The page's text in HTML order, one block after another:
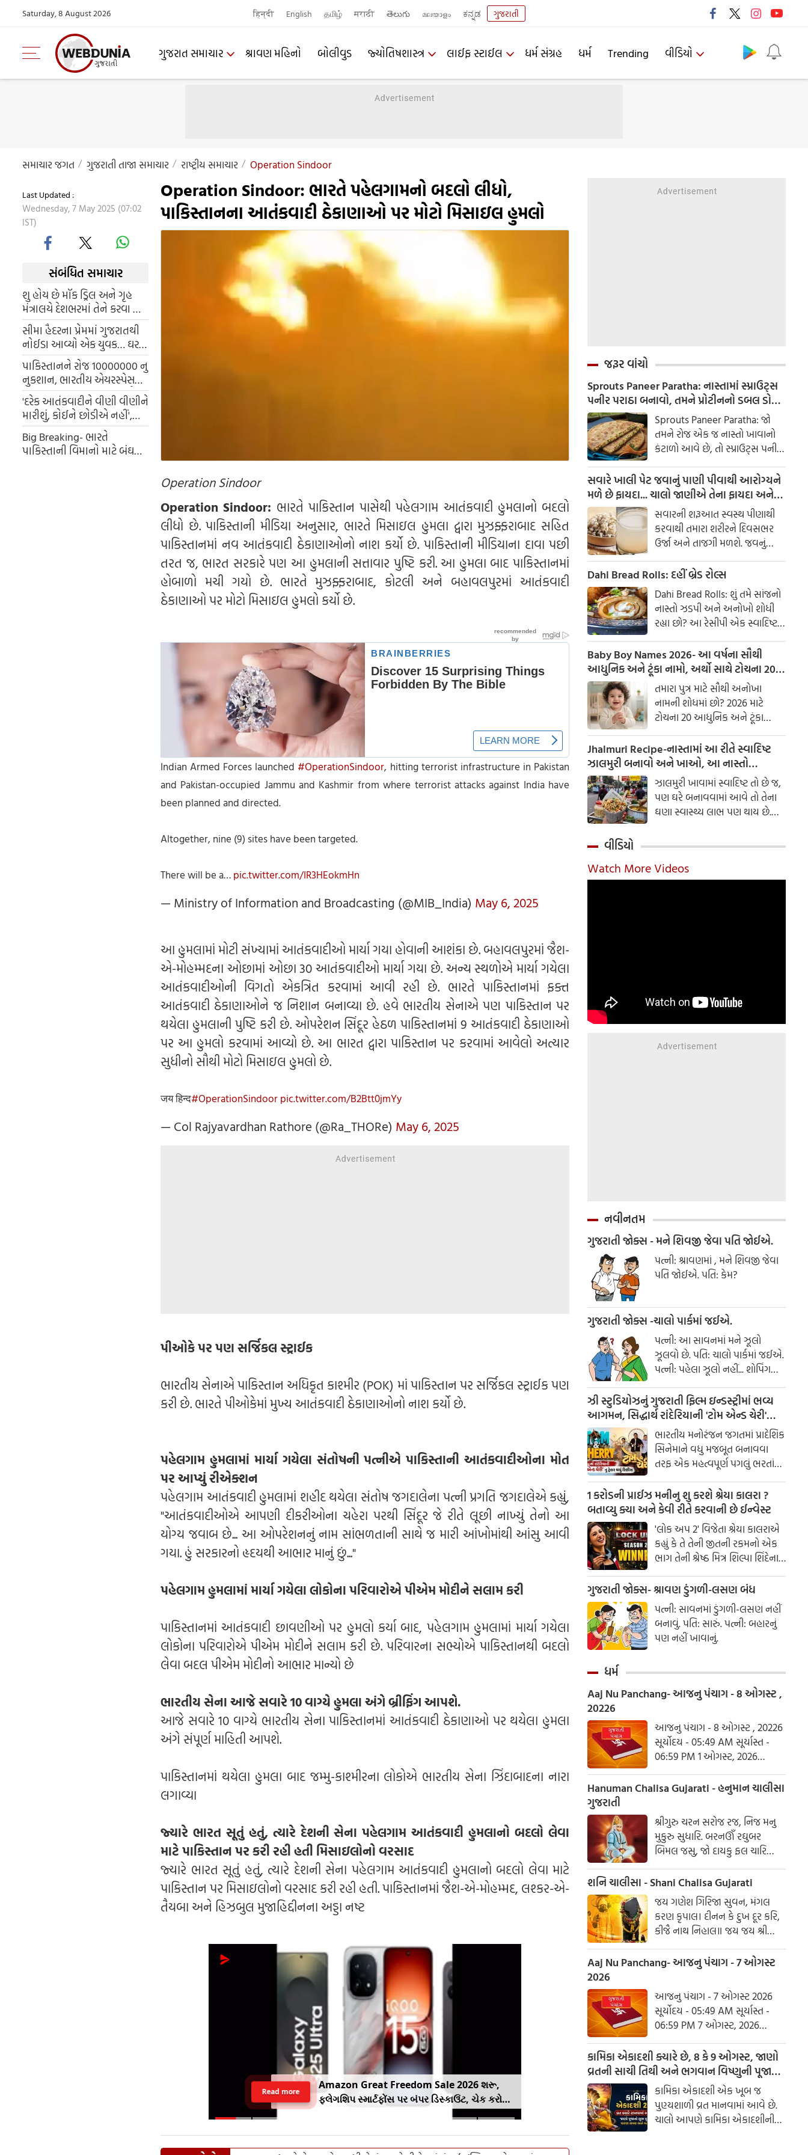
Saturday, 8 August 2026 हिन्दी English தமிழ் मराठी తెలుగు മലയാളം ಕನ್ನಡ ગુજરાતી
ગુજરાત સમાચાર શ્રાવણ મહિનો બોલીવુડ જ્યોતિષશાસ્ત્ર લાઈફ સ્ટાઈલ ધર્મ સંગ્રહ ધર્મ Trending વીડિયો
સમાચાર જગત ગુજરાતી તાજા સમાચાર રાષ્ટ્રીય સમાચાર Operation Sindoor
Last Updated :
Wednesday, 7 May 2025 (07:02
IST)
સંબંધિત સમાચાર
શુ હોય છે મૉક ડ્રિલ અને ગૃહ
મંત્રાલયે દેશભરમાં તેને કરવા માટે
કેમ આપ્યો છે આદેશ... જાણો
સરળ ભાષામા
સીમા હૈદરના પ્રેમમાં ગુજરાતથી
નોઈડા આવ્યો એક યુવક… ઘરમાં
પ્રવેશતા જ થપ્પડ મારી, કહ્યું- તેણે
કાળો જાદુ કર્યો છે
પાકિસ્તાનને રોજ 10000000 નુ
નુકશાન, ભારતીય એયરસ્પેસ
બંધ થવાથી દુશ્મન પર આર્થિક
માર
'દરેક આતંકવાદીને વીણી વીણીને
મારીશું, કોઈને છોડીએ નહીં',
અમિત શાહે પાકિસ્તાનને આપી
ચેતવણી
Big Breaking- ભારતે
પાકિસ્તાની વિમાનો માટે બંઘ
Operation Sindoor: ભારતે પહેલગામનો બદલો લીધો,
પાકિસ્તાનના આતંકવાદી ઠેકાણાઓ પર મોટો મિસાઇલ હુમલો
Operation Sindoor
Operation Sindoor: ભારતે પાકિસ્તાન પાસેથી પહેલગામ આતંકવાદી હુમલાનો બદલો
લીધો છે. પાકિસ્તાની મીડિયા અનુસાર, ભારતે મિસાઇલ હુમલા દ્વારા મુઝફ્ફરાબાદ સહિત
પાકિસ્તાનમાં નવ આતંકવાદી ઠેકાણાઓનો નાશ કર્યો છે. પાકિસ્તાની મીડિયાના દાવા પછી
તરત જ, ભારત સરકારે પણ આ હુમલાની સત્તાવાર પુષ્ટિ કરી. આ હુમલા બાદ પાકિસ્તાનમાં
હોબાળો મચી ગયો છે. ભારતે મુઝફ્ફરાબાદ, કોટલી અને બહાવલપુરમાં આતંકવાદી
ઠેકાણાઓ પર મોટો મિસાઇલ હુમલો કર્યો છે.
Indian Armed Forces launched#OperationSindoor, hitting terrorist infrastructure in Pakistan
and Pakistan-occupied Jammu and Kashmir from where terrorist attacks against India have
been planned and directed.
Altogether, nine (9) sites have been targeted.
There will be a… pic.twitter.com/IR3HEokmHn
— Ministry of Information and Broadcasting (@MIB_India) May 6, 2025
આ હુમલામાં મોટી સંખ્યામાં આતંકવાદીઓ માર્યા ગયા હોવાની આશંકા છે. બહાવલપુરમાં જૈશ-
એ-મોહમ્મદના ઓછામાં ઓછા 30 આતંકવાદીઓ માર્યા ગયા છે. અન્ય સ્થળોએ માર્યા ગયેલા
આતંકવાદીઓની વિગતો એકત્રિત કરવામાં આવી રહી છે. ભારતે પાકિસ્તાનમાં ફક્ત
આતંકવાદી ઠેકાણાઓને જ નિશાન બનાવ્યા છે. હવે ભારતીય સેનાએ પણ પાકિસ્તાન પર
થયેલા હુમલાની પુષ્ટિ કરી છે. ઓપરેશન સિંદૂર હેઠળ પાકિસ્તાનમાં 9 આતંકવાદી ઠેકાણાઓ
પર આ હુમલો કરવામાં આવ્યો છે. આ ભારત દ્વારા પાકિસ્તાન પર કરવામાં આવેલો અત્યાર
સુધીનો સૌથી મોટો મિસાઇલ હુમલો છે.
जय हिन्द#OperationSindoor pic.twitter.com/B2Btt0jmYy
— Col Rajyavardhan Rathore (@Ra_THORe) May 6, 2025
પીઓકે પર પણ સર્જિકલ સ્ટ્રાઈક
ભારતીય સેનાએ પાકિસ્તાન અધિકૃત કાશ્મીર (POK) માં પાકિસ્તાન પર સર્જિકલ સ્ટ્રાઈક પણ
કરી છે. ભારતે પીઓકેમાં મુખ્ય આતંકવાદી ઠેકાણાઓનો નાશ કર્યો છે.
પહેલગામ હુમલામાં માર્યા ગયેલા સંતોષની પત્નીએ પાકિસ્તાની આતંકવાદીઓના મોત
પર આપ્યું રીએક્શન
પહેલગામ આતંકવાદી હુમલામાં શહીદ થયેલા સંતોષ જગદાલેના પત્ની પ્રગતિ જગદાલેએ કહ્યું,
"આતંકવાદીઓએ આપણી દીકરીઓના ચહેરા પરથી સિંદૂર જે રીતે લૂછી નાખ્યું તેનો આ
યોગ્ય જવાબ છે... આ ઓપરેશનનું નામ સાંભળતાની સાથે જ મારી આંખોમાંથી આંસુ આવી
ગયા. હું સરકારનો હૃદયથી આભાર માનું છું..."
પહેલગામ હુમલામાં માર્યા ગયેલા લોકોના પરિવારોએ પીએમ મોદીને સલામ કરી
પાકિસ્તાનમાં આતંકવાદી છાવણીઓ પર હુમલો કર્યા બાદ, પહેલગામ હુમલામાં માર્યા ગયેલા
લોકોના પરિવારોએ પીએમ મોદીને સલામ કરી છે. પરિવારના સભ્યોએ પાકિસ્તાનથી બદલો
લેવા બદલ પીએમ મોદીનો આભાર માન્યો છે
ભારતીય સેના આજે સવારે 10 વાગ્યે હુમલા અંગે બ્રીફિંગ આપશે.
આજે સવારે 10 વાગ્યે ભારતીય સેના પાકિસ્તાનમાં આતંકવાદી ઠેકાણાઓ પર થયેલા હુમલા
અંગે સંપૂર્ણ માહિતી આપશે.
પાકિસ્તાનમાં થયેલા હુમલા બાદ જમ્મુ-કાશ્મીરના લોકોએ ભારતીય સેના ઝિંદાબાદના નારા
લગાવ્યા
જ્યારે ભારત સૂતું હતું, ત્યારે દેશની સેના પહેલગામ આતંકવાદી હુમલાનો બદલો લેવા
માટે પાકિસ્તાન પર કરી રહી હતી મિસાઇલોનો વરસાદ
જ્યારે ભારત સૂતું હતું, ત્યારે દેશની સેના પહેલગામ આતંકવાદી હુમલાનો બદલો લેવા માટે
પાકિસ્તાન પર મિસાઇલોનો વરસાદ કરી રહી હતી. પાકિસ્તાનમાં જૈશ-એ-મોહમ્મદ, લશ્કર-એ-
તૈયબા અને હિઝબુલ મુજાહિદ્દીનના અડ્ડા નષ્ટ
Amazon Great Freedom Sale 2026 શરૂ,
ફ્લેગશિપ સ્માર્ટફોંસ પર બંપર ડિસ્કાઉંટ, ચેક કરો
Read more
જરૂર વાંચો
Sprouts Paneer Paratha: નાસ્તામાં સ્પ્રાઉટ્સ
પનીર પરાઠા બનાવો, તમને પ્રોટીનનો ડબલ ડોઝ
મળશે
Sprouts Paneer Paratha: જો
તમને રોજ એક જ નાસ્તો ખાવાનો
કંટાળો આવે છે, તો સ્પ્રાઉટ્સ પનીર
પરાઠા બનાવવાનો પ્રયાસ કરો. તે
માત્ર સ્વાદિષ્ટ જ નથી પણ તમારા
સ્વાસ્થ્ય માટે અતિ ફાયદાકારક પણ
સવારે ખાલી પેટ જવાનું પાણી પીવાથી આરોગ્યને
મળે છે ફાયદા... ચાલો જાણીએ તેના ફાયદા અને
ઉપયોગ કરવાની યોગ્ય રીતસવારની શરૂઆત સ્વસ્થ પીણાથી
કરવાથી તમારા શરીરને દિવસભર
ઉર્જા અને તાજગી મળશે. જવનું
પાણી એક ઉત્તમ ઘરેલું ઉપાય
માનવામાં આવે છે, જે ખાસ કરીને
ઉનાળામાં ઠંડક આપે છે
Dahi Bread Rolls: દહીં બ્રેડ રોલ્સ
Dahi Bread Rolls: શું તમે સાંજનો
નાસ્તો ઝડપી અને અનોખો શોધી
રહ્યા છો? આ રેસીપી એક સ્વાદિષ્ટ
વિકલ્પ આપે છે જે બહારથી ક્રિસ્પી
અને અંદરથી અતિ નરમ છે. મસાલા
અને ક્રીમી ટેક્સચરનું સંપૂર્ણ મિશ્રણ
તેને બધી ઉંમરના લોકોમાં પ્રિય
બનાવે છે.
Baby Boy Names 2026- આ વર્ષના સૌથી
આધુનિક અને ટૂંકા નામો, અર્થો સાથે ટોચના 20
નામોની યાદી જુઓ.તમારા પુત્ર માટે સૌથી અનોખા
નામની શોધમાં છો? 2026 માટે
ટોચના 20 આધુનિક અને ટૂંકા
બાળક છોકરાના નામોની યાદી
તપાસો, અર્થો સાથે, જે તમારા
બાળકને એક સુંદર ઓળખ આપશે.
Jhalmuri Recipe-નાસ્તામાં આ રીતે સ્વાદિષ્ટ
ઝાલમુરી બનાવો અને ખાઓ, આ નાસ્તો
મસાલેદાર અને સ્વાદિષ્ટ છે.ઝાલમુરી ખાવામાં સ્વાદિષ્ટ તો છે જ,
પણ ઘરે બનાવવામાં આવે તો તેના
ઘણા સ્વાસ્થ્ય લાભ પણ થાય છે.
વીડિયો
Watch More Videos
નવીનતમ
ગુજરાતી જોક્સ - મને શિવજી જેવા પતિ જોઈએ.
પત્ની: શ્રાવણમાં , મને શિવજી જેવા
પતિ જોઈએ. પતિ: કેમ?
ગુજરાતી જોક્સ -ચાલો પાર્કમાં જઈએ.
પત્ની: આ સાવનમાં મને ઝૂલો
ઝૂલવો છે. પતિ: ચાલો પાર્કમાં જઈએ.
પત્ની: પહેલા ઝૂલો નહીં... શોપિંગ
કરાવ!
ઝી સ્ટુડિયોઝનું ગુજરાતી ફિલ્મ ઇન્ડસ્ટ્રીમાં ભવ્ય
આગમન, સિદ્ધાર્થ રાંદેરિયાની 'ટોમ એન્ડ ચેરી'
સાથે કરશે શરૂઆત; ટ્રેલર થયું રિલીઝ
ભારતીય મનોરંજન જગતમાં પ્રાદેશિક
સિનેમાને વધુ મજબૂત બનાવવા
તરફ એક મહત્વપૂર્ણ પગલું ભરતાં
ઝી સ્ટુડિયોઝે ગુજરાતી ફિલ્મ
ઇન્ડસ્ટ્રીમાં પોતાની સત્તાવાર
એન્ટ્રીની જાહેરાત કરી છે.
1 કરોડની પ્રાઈઝ મનીનુ શુ કરશે શ્રેયા કાલરા ?
બતાવ્યુ ક્યા અને કેવી રીતે કરવાની છે ઈન્વેસ્ટ
'લોક અપ 2' વિજેતા શ્રેયા કાલરાએ
કહ્યું કે તે તેની જીતની રકમનો એક
ભાગ તેની શ્રેષ્ઠ મિત્ર શિલ્પા શિંદેના
આશ્રય ગૃહમાં દાન કરશે.
ગુજરાતી જોક્સ- શ્રાવણ ડુંગળી-લસણ બંધ
પત્ની: સાવનમાં ડુંગળી-લસણ નહીં
બનાવું. પતિ: સારું. પત્ની: બહારનું
પણ નહીં ખાવાનું.
ધર્મ
Aaj Nu Panchang- આજનુ પંચાગ - 8 ઓગસ્ટ ,
20226
આજનુ પંચાગ - 8 ઓગસ્ટ , 20226
સૂર્યોદય - 05:49 AM સૂર્યાસ્ત -
06:59 PM 1 ઓગસ્ટ, 2026
શનિવાર આષાઢ વદ ત્રિજ- વિક્રમ
સંવત 2082
Hanuman Chalisa Gujarati - હનુમાન ચાલીસા
ગુજરાતી
શ્રીગુરુ ચરન સરોજ રજ, નિજ મનુ
મુકુરુ સુધારિ. બરનઊઁ રઘુબર
બિમલ જસુ, જો દાયકુ ફલ ચારિ
બુદ્ધિહીન તનુ જાનિકે, સુમિરૌં પવન-
કુમાર. બલ બુદ્ધિ બિદ્યા દેહુ મોહિં,
હરહુ કલેસ બિકાર
શનિ ચાલીસા - Shani Chalisa Gujarati
જય ગણેશ ગિરિજા સુવન, મંગલ
કરણ કૃપાલ। દીનન કે દુખ દૂર કરિ,
કીજૈ નાથ નિહાલ॥ જય જય શ્રી
શનિદેવ પ્રભુ, સુનહુ વિનય મહારાજ।
કરહુ કૃપા હે રવિ તનય, રાખહુ જન
કી લાજ॥ શનિ ચાલીસા ચૌપાઈ :
Aaj Nu Panchang- આજનુ પંચાગ - 7 ઓગસ્ટ
2026
આજનુ પંચાગ - 7 ઓગસ્ટ 2026
સૂર્યોદય - 05:49 AM સૂર્યાસ્ત -
06:59 PM 7 ઓગસ્ટ, 2026
શુક્રવાર આષાઢ વદ નોમ - વિક્રમ
સંવત 2082
કામિકા એકાદશી ક્યારે છે, 8 કે 9 ઓગસ્ટ, જાણો
વ્રતની સાચી તિથી અને ભગવાન વિષ્ણુની પૂજાનું
શુભ મુહૂર્ત
કામિકા એકાદશી એક ખૂબ જ
પુણ્યશાળી વ્રત માનવામાં આવે છે.
ચાલો આપણે કામિકા એકાદશીની